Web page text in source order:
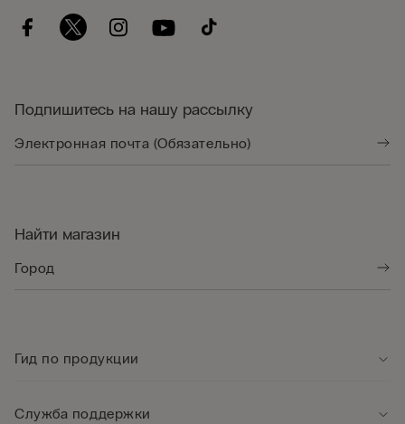
Подпишитесь на нашу рассылку
Найти магазин
Гид по продукции
Служба поддержки